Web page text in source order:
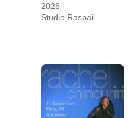
2026
Studio Raspail